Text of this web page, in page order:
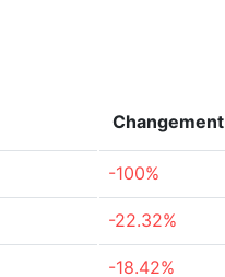
Changement
-100%
-22.32%
-18.42%